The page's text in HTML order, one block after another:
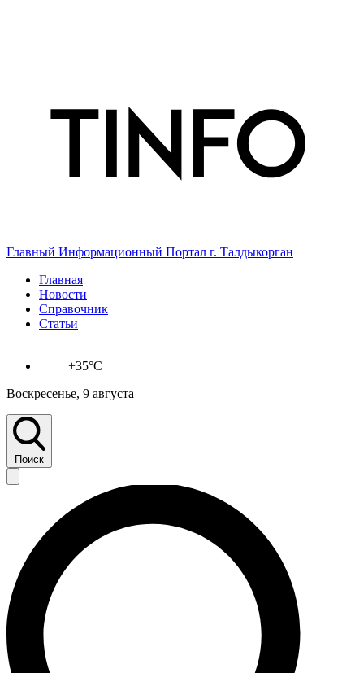
Главный Информационный Портал г. Талдыкорган
Главная
Новости
Справочник
Статьи
+35°C
Воскресенье, 9 августа
Поиск